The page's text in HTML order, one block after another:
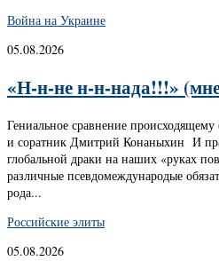
Война на Украине
05.08.2026
«Н-н-не н-н-нада!!!»
Гениальное сравнение
и соратник Дмитрий Конаныхин И
глобальной драки на наших «руках
различные псевдомеждународые
рода...
Российские элиты
05.08.2026